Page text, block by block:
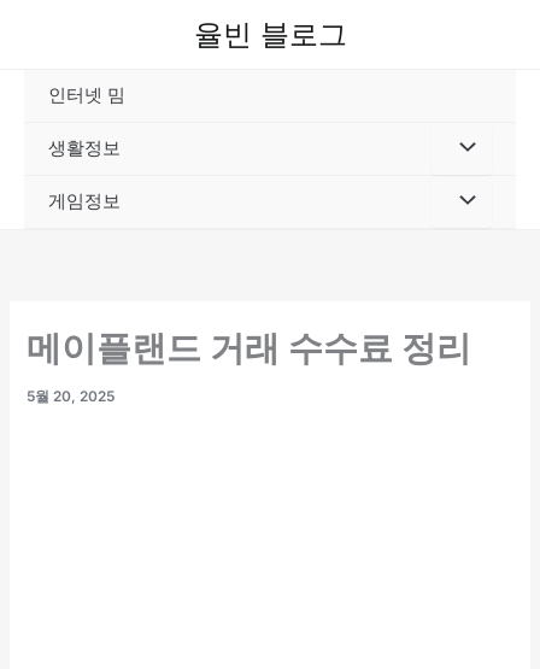
율빈 블로그
인터넷 밈
생활정보
게임정보
메이플랜드 거래 수수료 정리
5월 20, 2025